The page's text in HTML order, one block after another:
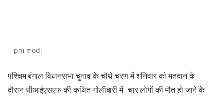
pm modi
पश्चिम बंगाल विधानसभा चुनाव के चौथे चरण में शनिवार को मतदान के
दौरान सीआईएसएफ की कथित गोलीबारी में चार लोगों की मौत हो जाने के